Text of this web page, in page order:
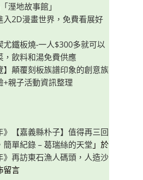
溼地故事館」
入2D漫畫世界，免費看展好
尤鐵板燒-一人$300多就可以
，飲料和湯免費供應
】顛覆刻板族譜印象的創意族
+親子活動資訊整理
》【嘉義縣朴子】值得再三回
單紀錄 – 葛瑞絲的天堂 」於
》再訪東石漁人碼頭，人造沙
留言